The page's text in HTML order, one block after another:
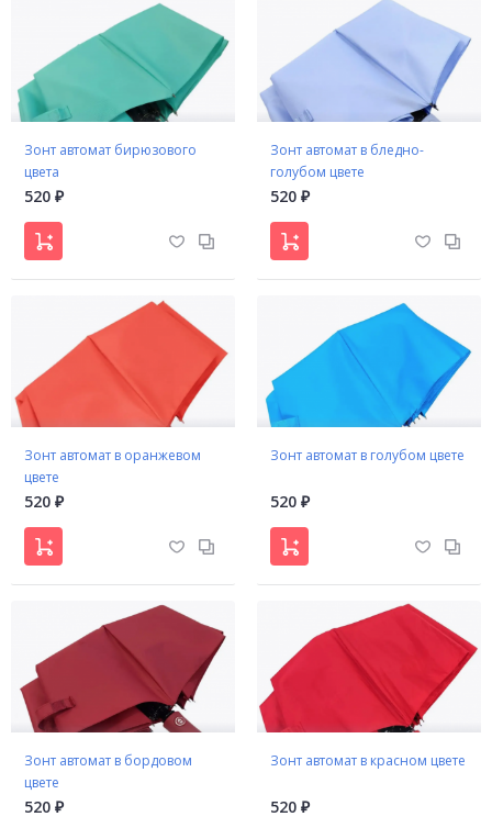
Зонт автомат бирюзового
цвета
520 ₽
Зонт автомат в бледно-
голубом цвете
520 ₽
Зонт автомат в оранжевом
цвете
520 ₽
Зонт автомат в голубом цвете
520 ₽
Зонт автомат в бордовом
цвете
520 ₽
Зонт автомат в красном цвете
520 ₽